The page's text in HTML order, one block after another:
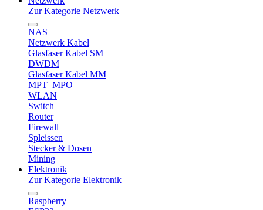
Zur Kategorie Netzwerk
NAS
Netzwerk Kabel
Glasfaser Kabel SM
DWDM
Glasfaser Kabel MM
MPT_MPO
WLAN
Switch
Router
Firewall
Spleissen
Stecker & Dosen
Mining
Elektronik
Zur Kategorie Elektronik
Raspberry